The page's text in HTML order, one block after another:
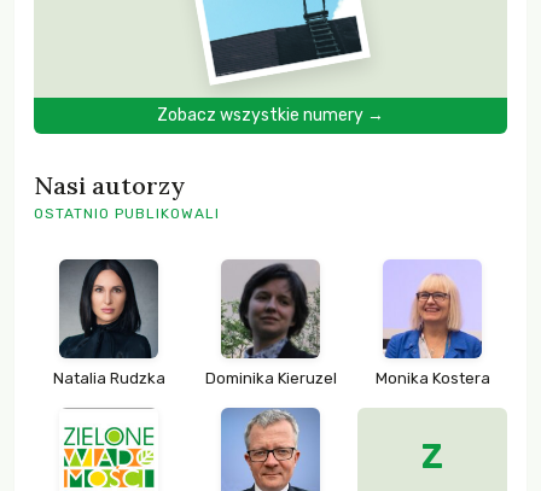
Zobacz wszystkie numery →
Nasi autorzy
OSTATNIO PUBLIKOWALI
Natalia Rudzka Dominika Kieruzel Monika Kostera
Z